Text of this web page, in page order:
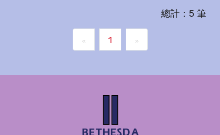
總計：5 筆
« 1 »